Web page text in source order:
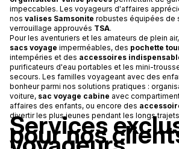
impeccables. Les voyageurs d'affaires
nos valises Samsonite robustes équipées de
verrouillage approuvés TSA.
Pour les aventuriers et les amateurs de plein
sacs voyage imperméables, des pochette
intempéries et des accessoires
purificateurs d'eau portables et les mini-
secours. Les familles voyageant avec des
bonheur parmi nos solutions pratiques :
voiture, sac voyage cabine avec
affaires des enfants, ou encore des
divertir les plus jeunes pendant les longs
Services
pour nos